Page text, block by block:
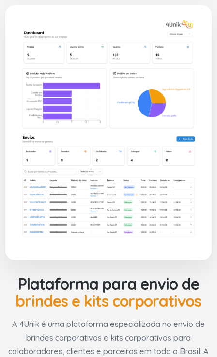
Plataforma para envio de
brindes e kits corporativos
A 4Unik é uma plataforma especializada no envio de
brindes corporativos e kits corporativos para
colaboradores, clientes e parceiros em todo o Brasil. A